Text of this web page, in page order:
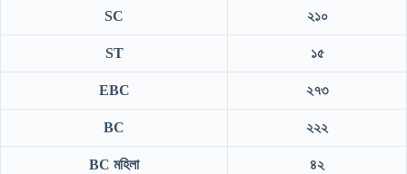
SC ২১০
ST ১৫
EBC ২৭৩
BC ২২২
BC মহিলা ৪২